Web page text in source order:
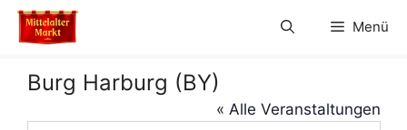
Zum
Inhalt
Menü
Burg Harburg (BY)
« Alle Veranstaltungen